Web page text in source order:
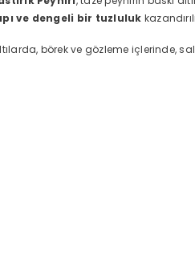
ve dengeli bir tuzluluk
börek ve gözleme içlerinde,